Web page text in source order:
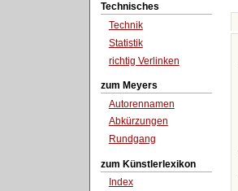
Technisches
Technik
Statistik
richtig Verlinken
zum Meyers
Autorennamen
Abkürzungen
Rundgang
zum Künstlerlexikon
Index